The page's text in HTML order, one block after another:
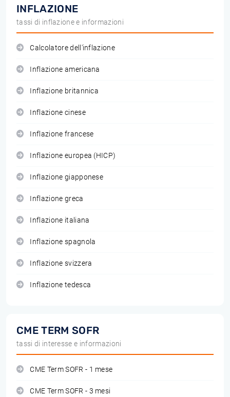
INFLAZIONE
tassi di inflazione e informazioni
Calcolatore dell'inflazione
Inflazione americana
Inflazione britannica
Inflazione cinese
Inflazione francese
Inflazione europea (HICP)
Inflazione giapponese
Inflazione greca
Inflazione italiana
Inflazione spagnola
Inflazione svizzera
Inflazione tedesca
CME TERM SOFR
tassi di interesse e informazioni
CME Term SOFR - 1 mese
CME Term SOFR - 3 mesi